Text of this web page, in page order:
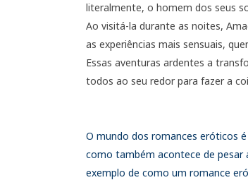
literalmente, o homem dos seus
Ao visitá-la durante as noites,
as experiências mais sensuais,
Essas aventuras ardentes a
todos ao seu redor para fazer a
O mundo dos romances eróticos
como também acontece de pesar
exemplo de como um romance